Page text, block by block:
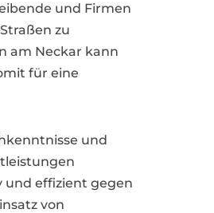
und Firmen
zu
am Neckar kann
für eine
und
und effizient gegen
von